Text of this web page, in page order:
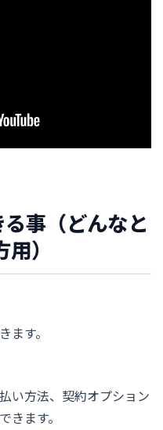
事（どんなと
）
ます。
い方法、契約オプション
きます。